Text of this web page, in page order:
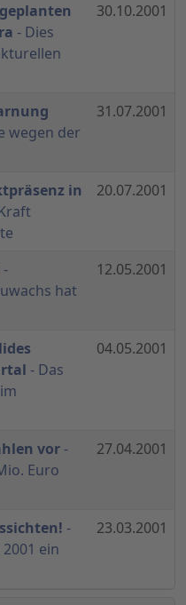
- Dies
30.10.2001
wegen der
31.07.2001
in
20.07.2001
-
hat
12.05.2001
- Das
04.05.2001
vor -
Euro
27.04.2001
-
ein
23.03.2001